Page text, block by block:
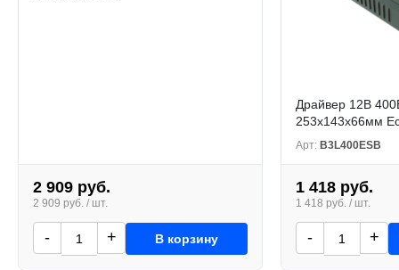
2 909 руб.
2 909 руб. / шт.
- + В корзину
Драйвер 12В
253x143x66мм
Арт: B3L400ESB
1 418 руб.
1 418 руб. / шт.
- +